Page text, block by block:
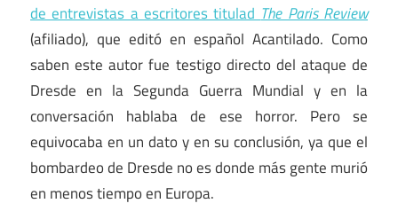
de entrevistas a escritores titulad The Paris Review
(afiliado), que editó en español Acantilado. Como
saben este autor fue testigo directo del ataque de
Dresde en la Segunda Guerra Mundial y en la
conversación hablaba de ese horror. Pero se
equivocaba en un dato y en su conclusión, ya que el
bombardeo de Dresde no es donde más gente murió
en menos tiempo en Europa.